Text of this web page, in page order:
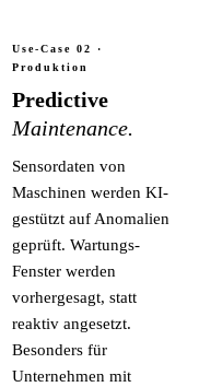
Use-Case 02 ·
Produktion
Predictive
Maintenance.
Sensordaten von
Maschinen werden KI-
gestützt auf Anomalien
geprüft. Wartungs-
Fenster werden
vorhergesagt, statt
reaktiv angesetzt.
Besonders für
Unternehmen mit